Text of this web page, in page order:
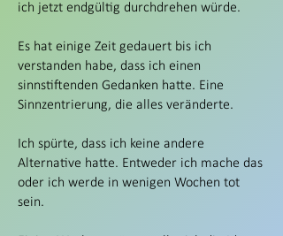
ich jetzt endgültig durchdrehen würde.
Es hat einige Zeit gedauert bis ich
verstanden habe, dass ich einen
sinnstiftenden Gedanken hatte. Eine
Sinnzentrierung, die alles veränderte.
Ich spürte, dass ich keine andere
Alternative hatte. Entweder ich mache das
oder ich werde in wenigen Wochen tot
sein.